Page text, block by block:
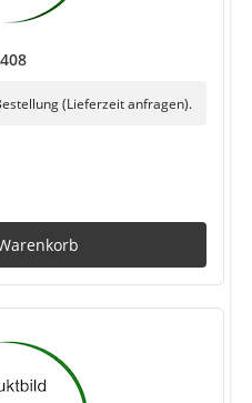
(Lieferzeit anfragen).